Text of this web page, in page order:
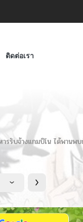
ติดต่อเรา
รรับจ้างแกมบิโน ได้พานพ